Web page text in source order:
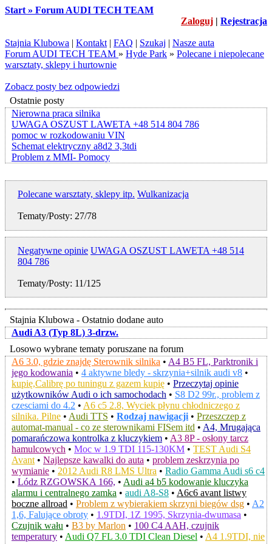
Start » Forum AUDI TECH TEAM
Zaloguj | Rejestracja
Stajnia Klubowa | Kontakt | FAQ | Szukaj | Nasze auta
Forum AUDI TECH TEAM » Hyde Park » Polecane i niepolecane
warsztaty, sklepy i hurtownie
Zobacz posty bez odpowiedzi
Ostatnie posty
Nierowna praca silnika
UWAGA OSZUST LAWETA +48 514 804 786
pomoc w rozkodowaniu VIN
Schemat elektryczny a8d2 3,3tdi
Problem z MMI- Pomocy
Polecane warsztaty, sklepy itp. Wulkanizacja
Tematy/Posty: 27/78
Negatywne opinie UWAGA OSZUST LAWETA +48 514
804 786
Tematy/Posty: 11/125
Stajnia Klubowa - Ostatnio dodane auto
Audi A3 (Typ 8L) 3-drzw.
Losowo wybrane tematy poruszane na forum
A6 3.0, gdzie znajdę Sterownik silnika • A4 B5 FL, Parktronik i
jego kodowania • 4 aktywne bledy - skrzynia+silnik audi v8 •
kupię,Calibrę po tuningu z gazem kupię • Przeczytaj opinie
użytkowników Audi o ich samochodach • S8 D2 99r., problem z
czesciami do 4.2 • A6 c5 2.8, Wyciek płynu chłodniczego z
silnika. Pilne • Audi TTS • Rodzaj nawigacji • Przeszczep z
automat-manual - co ze sterownikami FISem itd • A4, Mrugająca
pomarańczowa kontrolka z kluczykiem • A3 8P - osłony tarcz
hamulcowych • Moc w 1.9 TDI 115-130KM • TEST Audi S4
Avant • Najlepsze kawalki do auta • problem zeskrzynia po
wymianie • 2012 Audi R8 LMS Ultra • Radio Gamma Audi s6 c4
• Lódz RZGOWSKA 166, • Audi a4 b5 kodowanie kluczyka
alarmu i centralnego zamka • audi A8-S8 • A6c6 avant listwy
boczne allroad • Problem z wybierakiem skrzyni biegów dsg • A2
1,6, Falujące obroty • 1.9TDI, 1Z 1995, Skrzynia-dwumasa •
Czujnik wału • B3 by Marlon • 100 C4 AAH, czujnik
temperatury • Audi Q7 FL 3.0 TDI Clean Diesel • A4 1.9TDI, nie